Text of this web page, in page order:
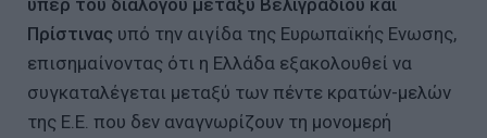
Πρίστινας υπό την αιγίδα της Ευρωπαϊκής Ενωσης,
επισημαίνοντας ότι η Ελλάδα εξακολουθεί να
συγκαταλέγεται μεταξύ των πέντε κρατών-μελών
της Ε.Ε. που δεν αναγνωρίζουν τη μονομερή